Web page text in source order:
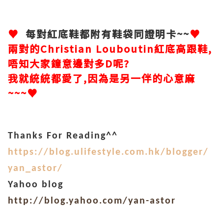
♥ 每對紅底鞋都附有鞋袋同證明卡~~♥
兩對的Christian Louboutin紅底高跟鞋,
唔知大家鐘意邊對多D呢?
我就統統都愛了,因為是另一伴的心意麻
~~~♥
Thanks For Reading^^
https://blog.ulifestyle.com.hk/blogger/
yan_astor/
Yahoo blog
http://blog.yahoo.com/yan-astor